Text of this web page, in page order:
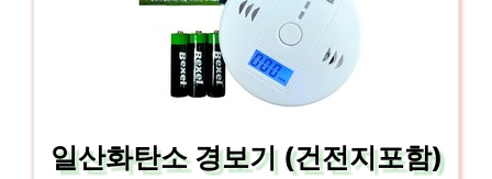
일산화탄소 경보기 (건전지포함)